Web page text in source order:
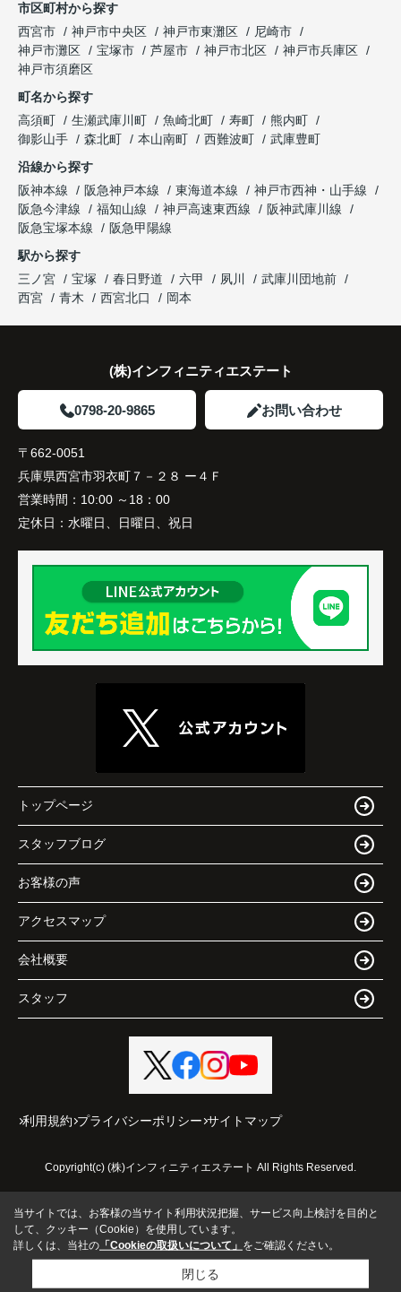
住み替え後は掃除の時間も短くなり、夫婦で外出や
趣味を楽しむ時間が増えました。
これからの暮らしを前向きに考えられるようにな
り、住み替えを決断して本当に良かったと思ってい
ます。
「立地も良く、長期保有したい物件です。」
と話され、このビルを大切に運営してくださること
になりました。
長年守ってきた資産を安心して引き継ぐことがで
き、家族全員が納得できる売却となりました。
インフィニティエステートさんへ相談すると、
「レ・ジェイド西宮北口」の査定だけでなく、新居
購入とのタイミングや資金計画についても丁寧に説
明してくださいました。
販売活動では、西宮北口駅へのアクセス、阪急西宮
ガーデンズ、教育施設、商業施設など、このエリア
した。
購入されたご家族は、
と大変喜ばれ、この住まいを選ばれました。
住み替え後は家族それぞれの通勤・通学時間が短く
家族全員にとって、将来を見据えた良い選択だった
市区町村から探す
西宮市
神戸市中央区 神戸市東灘区
尼崎市
神戸市灘区
宝塚市 芦屋市 神戸市北区
神戸市兵庫区
神戸市須磨区
町名から探す
高須町
生瀬武庫川町 魚崎北町 寿町
熊内町
御影山手
森北町 本山南町 西難波町
武庫豊町
沿線から探す
阪神本線
阪急神戸本線 東海道本線
神戸市西神・山手線
阪急今津線
福知山線 神戸高速東西線
阪神武庫川線
阪急宝塚本線
阪急甲陽線
駅から探す
三ノ宮
宝塚 春日野道 六甲 夙川
武庫川団地前
西宮
青木 西宮北口 岡本
(株)インフィニティエステート
0798-20-9865 お問い合わせ
〒662-0051
兵庫県西宮市羽衣町７－２８ ー４Ｆ
営業時間： 10:00 ～18：00
定休日： 水曜日、日曜日、祝日
トップページ
スタッフブログ
お客様の声
アクセスマップ
会社概要
スタッフ
利用規約 プライバシーポリシー サイトマップ
Copyright(c) (株)インフィニティエステート All Rights Reserved.
当サイトでは、お客様の当サイト利用状況把握、サービス向上検討を目的と
して、クッキー（Cookie）を使用しています。
詳しくは、当社の 「Cookieの取扱いについて」 をご確認ください。
閉じる